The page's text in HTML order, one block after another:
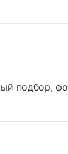
подбор,